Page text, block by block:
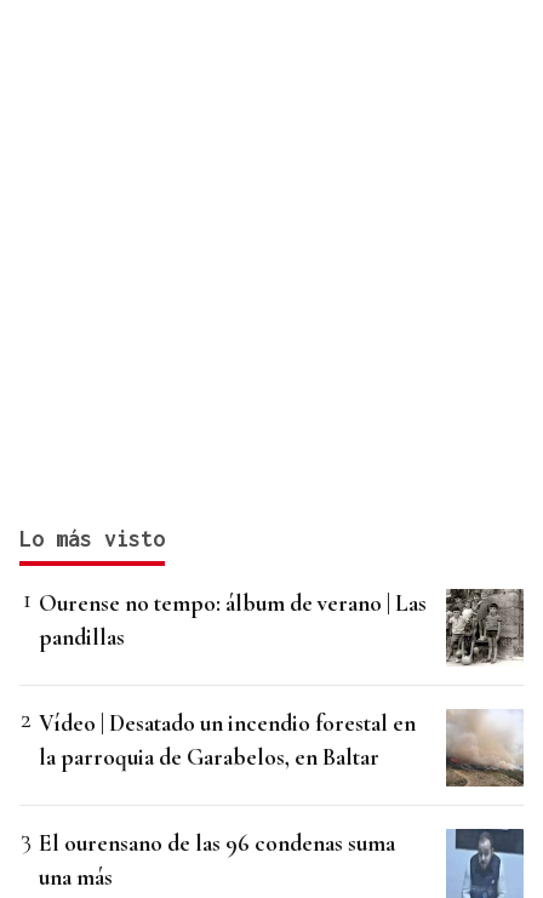
Lo más visto
Ourense no tempo: álbum de verano | Las
pandillas
Vídeo | Desatado un incendio forestal en
la parroquia de Garabelos, en Baltar
El ourensano de las 96 condenas suma
una más